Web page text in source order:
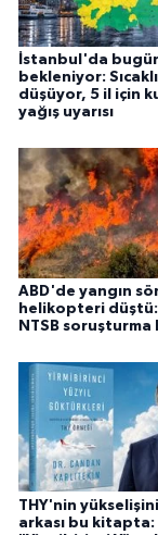
İstanbul'da
bekleniyor:
düşüyor, 5 il için
yağış uyarısı
ABD'de yangın
helikopteri düştü:
NTSB soruşturma
THY'nin
arkası bu kitapta: